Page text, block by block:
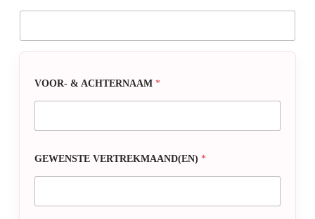
VOOR- & ACHTERNAAM*
GEWENSTE VERTREKMAAND(EN)*